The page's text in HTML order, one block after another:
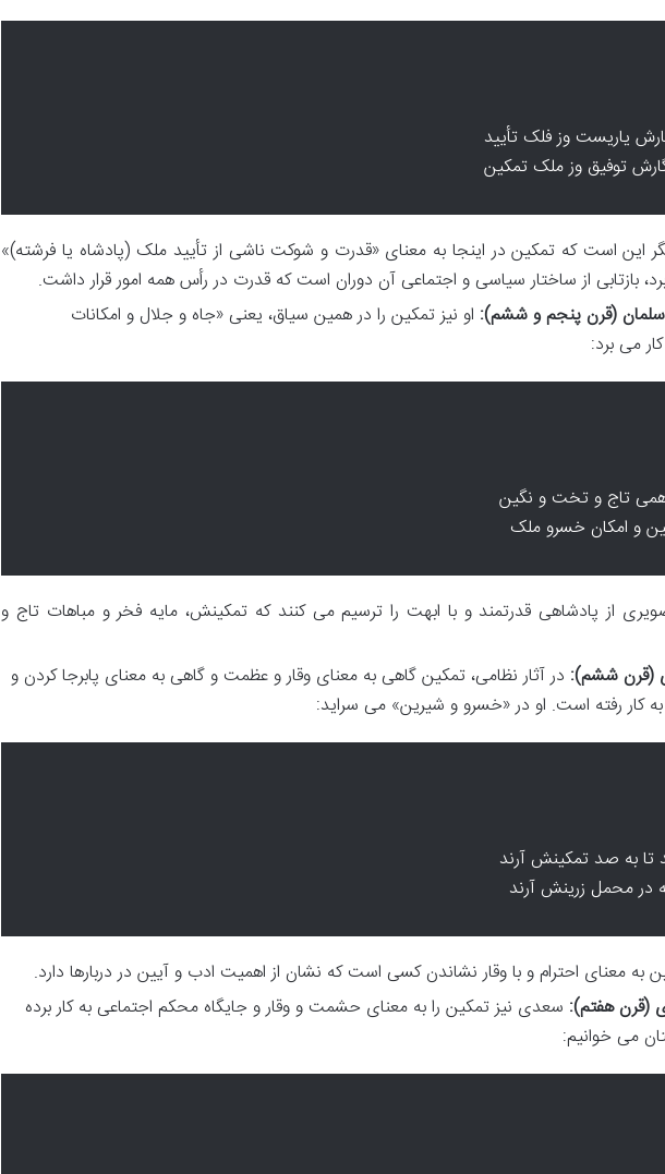
یاریست وز فلک تأیید
توفیق وز ملک تمکین
این است که تمکین در اینجا به معنای «قدرت و شوکت ناشی از تأیید ملک (پادشاه یا فرشته)»
بازتابی از ساختار سیاسی و اجتماعی آن دوران است که قدرت در رأس همه امور قرار داشت.
(قرن پنجم و ششم): او نیز تمکین را در همین سیاق، یعنی «جاه و جلال و امکانات
می برد:
همی تاج و تخت و نگین
و امکان خسرو ملک
از پادشاهی قدرتمند و با ابهت را ترسیم می کنند که تمکینش، مایه فخر و مباهات تاج و
(قرن ششم): در آثار نظامی، تمکین گاهی به معنای وقار و عظمت و گاهی به معنای پابرجا کردن و
به کار رفته است. او در «خسرو و شیرین» می سراید:
تا به صد تمکینش آرند
در محمل زرینش آرند
به معنای احترام و با وقار نشاندن کسی است که نشان از اهمیت ادب و آیین در دربارها دارد.
(قرن هفتم): سعدی نیز تمکین را به معنای حشمت و وقار و جایگاه محکم اجتماعی به کار برده
می خوانیم: